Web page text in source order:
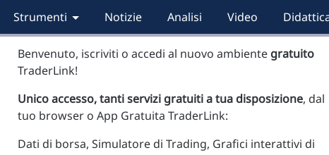
Strumenti Notizie Analisi Video
Benvenuto, iscriviti o accedi al nuovo ambiente gratuito
TraderLink!
Unico accesso, tanti servizi gratuiti a tua disposizione, dal
tuo browser o App Gratuita TraderLink:
Dati di borsa, Simulatore di Trading, Grafici interattivi di